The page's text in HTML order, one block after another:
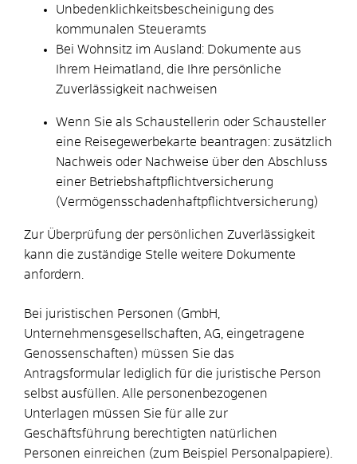
Unbedenklichkeitsbescheinigung des
kommunalen Steueramts
Bei Wohnsitz im Ausland: Dokumente aus
Ihrem Heimatland, die Ihre persönliche
Zuverlässigkeit nachweisen
Wenn Sie als Schaustellerin oder Schausteller
eine Reisegewerbekarte beantragen: zusätzlich
Nachweis oder Nachweise über den Abschluss
einer Betriebshaftpflichtversicherung
(Vermögensschadenhaftpflichtversicherung)
Zur Überprüfung der persönlichen Zuverlässigkeit
kann die zuständige Stelle weitere Dokumente
anfordern.
Bei juristischen Personen (GmbH,
Unternehmensgesellschaften, AG, eingetragene
Genossenschaften) müssen Sie das
Antragsformular lediglich für die juristische Person
selbst ausfüllen. Alle personenbezogenen
Unterlagen müssen Sie für alle zur
Geschäftsführung berechtigten natürlichen
Personen einreichen (zum Beispiel Personalpapiere).